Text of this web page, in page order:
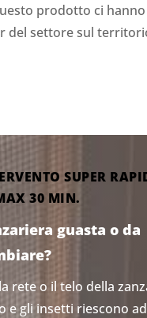
prodotto ci
del settore sul
SUPER
30 MIN.
guasta o da
rete o il telo della
e gli insetti riescono